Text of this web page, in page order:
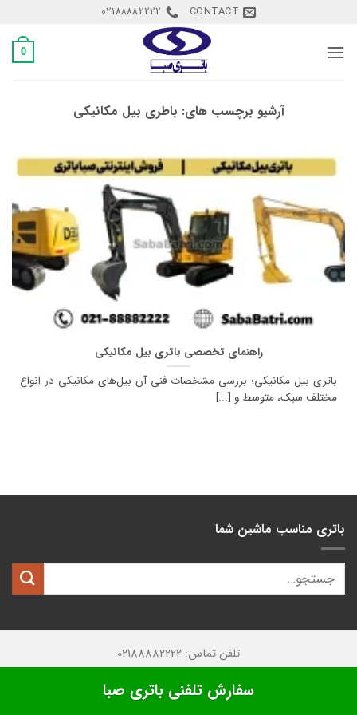
content
CONTACT
02188882222
0
آرشیو برچسب های: باطری بیل مکانیکی
راهنمای تخصصی باتری بیل مکانیکی
باتری بیل مکانیکی؛ بررسی مشخصات فنی آن بیل‌های مکانیکی در انواع
مختلف سبک، متوسط و [...]
باتری مناسب ماشین شما
تلفن تماس: 02188882222
سفارش تلفنی باتری صبا